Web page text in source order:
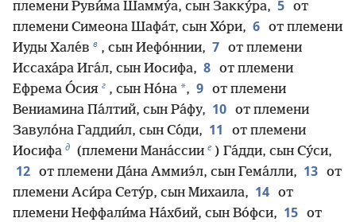
племени Руви́ма Шамму́а, сын Закку́ра, 5 от
племени Симеона Шафа́т, сын Хо́ри, 6 от племени
Иуды Хале́в в , сын Иефо́ннии, 7 от племени
Иссаха́ра Ига́л, сын Иосифа, 8 от племени
Ефрема О́сия г , сын Но́на *, 9 от племени
Вениамина Па́лтий, сын Ра́фу, 10 от племени
Завуло́на Гаддии́л, сын Со́ди, 11
от племени
Иосифа д (племени Мана́ссии е ) Га́дди, сын Су́си,
12 от племени Да́на Аммиэ́л, сын Гема́лли, 13 от
племени Аси́ра Сету́р, сын Михаила, 14 от
племени Неффали́ма На́хбий, сын Во́фси, 15 от